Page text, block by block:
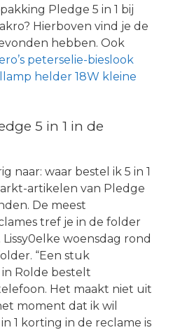
Pledge 5 in 1 bij
Hierboven vind je de
hebben. Ook
peterselie-bieslook
helder 18W kleine
5 in 1 in de
naar: waar bestel ik 5 in 1
artikelen van Pledge
De meest
tref je in de folder
woensdag rond
“Een stuk
Rolde bestelt
Het maakt niet uit
moment dat ik wil
1 korting in de reclame is